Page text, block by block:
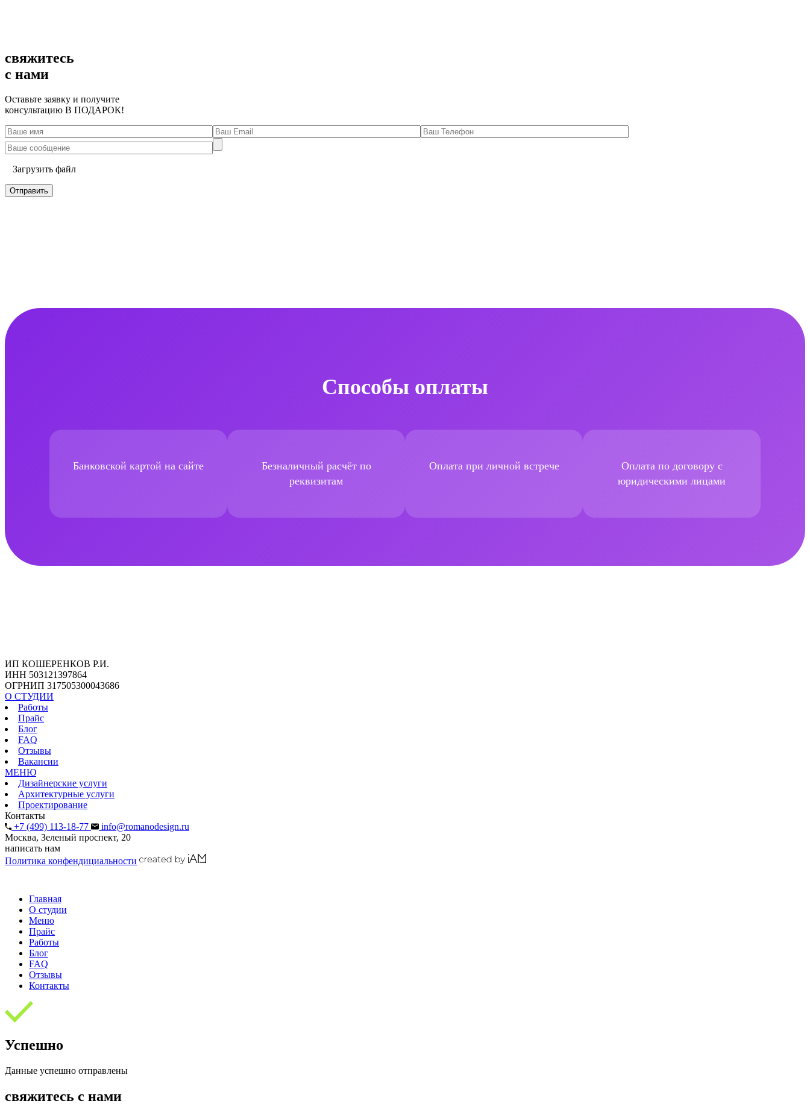
свяжитесь
с нами
Оставьте заявку и получите
консультацию В ПОДАРОК!
Загрузить файл
Способы оплаты
Банковской картой на сайте
Безналичный расчёт по
реквизитам
Оплата при личной встрече
Оплата по договору с
юридическими лицами
ИП КОШЕРЕНКОВ Р.И.
ИНН 503121397864
ОГРНИП 317505300043686
О СТУДИИ
Работы
Прайс
Блог
FAQ
Отзывы
Вакансии
МЕНЮ
Дизайнерские услуги
Архитектурные услуги
Проектирование
Контакты
+7 (499) 113-18-77
info@romanodesign.ru
Москва, Зеленый проспект, 20
написать нам
Политика конфендициальности
Главная
О студии
Меню
Прайс
Работы
Блог
FAQ
Отзывы
Контакты
Успешно
Данные успешно отправлены
свяжитесь с нами